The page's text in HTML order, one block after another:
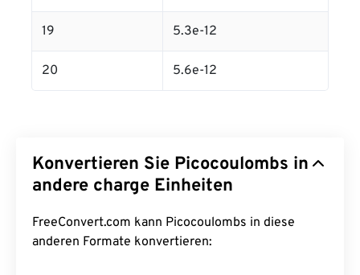
19 5.3e-12
20 5.6e-12
Konvertieren Sie Picocoulombs in
andere charge Einheiten
FreeConvert.com kann Picocoulombs in diese
anderen Formate konvertieren: